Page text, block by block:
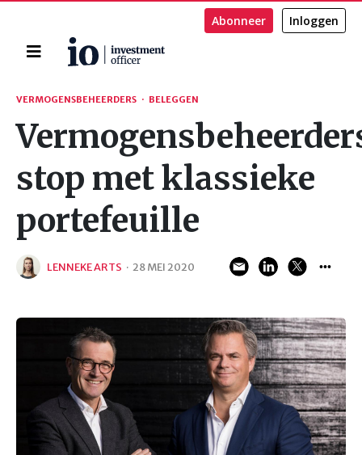
Home
Abonneer Inloggen
Zoeken
VERMOGENSBEHEERDERS · BELEGGEN
stop met klassieke
portefeuille
LENNEKE ARTS · 28 MEI 2020